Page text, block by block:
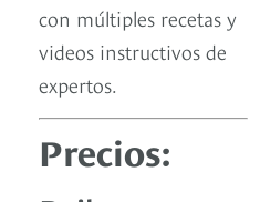
con múltiples recetas y
videos instructivos de
expertos.
Precios: